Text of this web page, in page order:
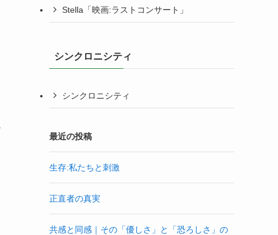
Stella「映画:ラストコンサート」
シンクロニシティ
シンクロニシティ
最近の投稿
生存:私たちと刺激
正直者の真実
共感と同感｜その「優しさ」と「恐ろしさ」の